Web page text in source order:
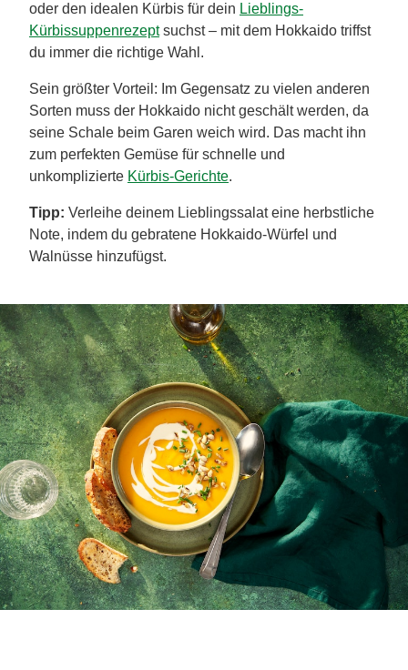
oder den idealen Kürbis für dein Lieblings-
Kürbissuppenrezeptsuchst – mit dem Hokkaido triffst
du immer die richtige Wahl.
Sein größter Vorteil: Im Gegensatz zu vielen anderen
Sorten muss der Hokkaido nicht geschält werden, da
seine Schale beim Garen weich wird. Das macht ihn
zum perfekten Gemüse für schnelle und
unkomplizierte Kürbis-Gerichte.
Tipp: Verleihe deinem Lieblingssalat eine herbstliche
Note, indem du gebratene Hokkaido-Würfel und
Walnüsse hinzufügst.